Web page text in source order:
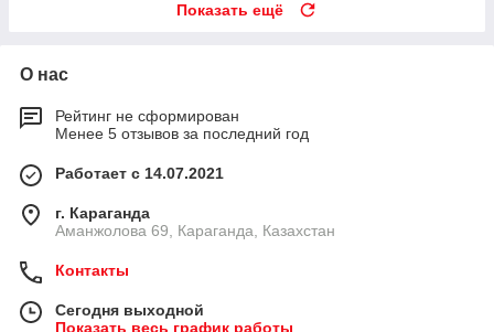
Показать ещё
О нас
Рейтинг не сформирован
Менее 5 отзывов за последний год
Работает с 14.07.2021
г. Караганда
Аманжолова 69, Караганда, Казахстан
Контакты
Сегодня выходной
Показать весь график работы